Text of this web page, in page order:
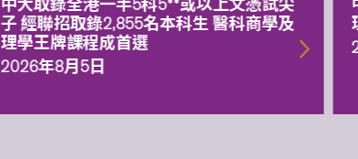
中大取錄全港一半5科5**或以上文憑試尖
子 經聯招取錄2,855名本科生 醫科商學及
理學王牌課程成首選
2026年8月5日